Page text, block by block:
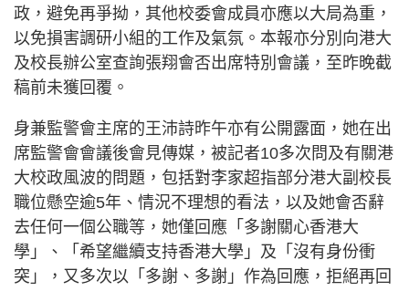
政，避免再爭拗，其他校委會成員亦應以大局為重，
以免損害調研小組的工作及氣氛。本報亦分別向港大
及校長辦公室查詢張翔會否出席特別會議，至昨晚截
稿前未獲回覆。
身兼監警會主席的王沛詩昨午亦有公開露面，她在出
席監警會會議後會見傳媒，被記者10多次問及有關港
大校政風波的問題，包括對李家超指部分港大副校長
職位懸空逾5年、情況不理想的看法，以及她會否辭
去任何一個公職等，她僅回應「多謝關心香港大
學」、「希望繼續支持香港大學」及「沒有身份衝
突」，又多次以「多謝、多謝」作為回應，拒絕再回